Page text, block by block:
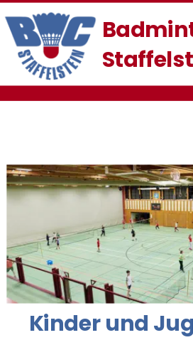
Kinder und